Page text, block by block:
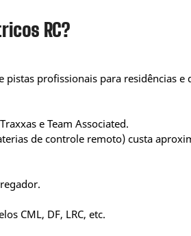
RC?
pistas profissionais para residências e
e Team Associated.
de controle remoto) custa
CML, DF, LRC, etc.